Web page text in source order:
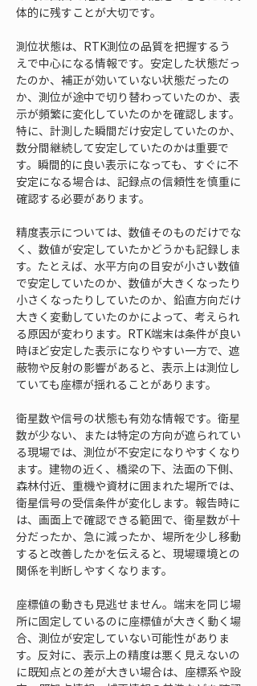
体的に残すことが大切です。
測位状態は、RTK測位の品質を把握するう
えで中心になる情報です。安定した状態だっ
たのか、補正が効いていない状態だったの
か、測位が途中で切り替わっていたのか、表
示が頻繁に変化していたのかを確認します。
特に、計測した瞬間だけ安定していたのか、
数分間継続して安定していたのかは重要で
す。瞬間的に良い表示になっても、すぐに不
安定になる場合は、記録点の信頼性を慎重に
確認する必要があります。
精度表示については、数値そのものだけでな
く、数値が安定していたかどうかも記録しま
す。たとえば、水平方向の目安が小さい数値
で安定していたのか、数値が大きくなったり
小さくなったりしていたのか、鉛直方向だけ
大きく変動していたのかによって、考えられ
る原因が変わります。RTK端末は条件が良い
時ほど安定した表示になりやすい一方で、遮
蔽物や反射の影響があると、表示上は測位し
ていても座標が揺れることがあります。
衛星数や信号の状態も有効な情報です。衛星
数が少ない、または特定の方向が遮られてい
る現場では、測位が不安定になりやすくなり
ます。建物の近く、橋梁の下、法面の下側、
森林付近、重機や資材に囲まれた場所では、
衛星信号の受信条件が変化します。報告時に
は、画面上で確認できる範囲で、衛星数が十
分だったか、急に減ったか、場所を少し移動
すると改善したかを伝えると、現場環境との
関係を判断しやすくなります。
座標値の動きも見逃せません。端末を同じ場
所に固定しているのに座標値が大きく動く場
合、測位が安定していない可能性がありま
す。反対に、表示上の精度は悪く見えないの
に既知点との差が大きい場合は、座標系や設